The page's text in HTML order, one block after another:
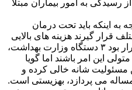
به امور بیماران مبتلا
به اینكه باید تحت درمان
قرار گیرند هزینه های بالایی
را در بر می گیرد به همین جهت قرار بود ۳ دستگاه وزارت بهداشت،
این امر باشند اما گویا
مسئولیت شانه خالی كرده و
مساله می پردازد، بهزیستی است.